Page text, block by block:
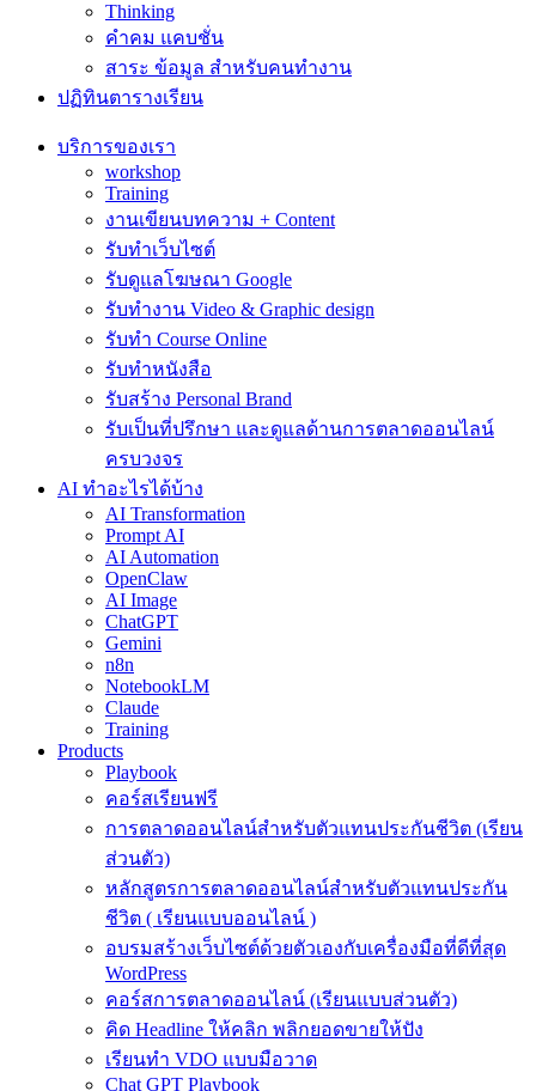
Thinking
คำคม แคบชั่น
สาระ ข้อมูล สำหรับคนทำงาน
ปฏิทินตารางเรียน
บริการของเรา
workshop
Training
งานเขียนบทความ + Content
รับทำเว็บไซต์
รับดูแลโฆษณา Google
รับทำงาน Video & Graphic design
รับทำ Course Online
รับทำหนังสือ
รับสร้าง Personal Brand
รับเป็นที่ปรึกษา และดูแลด้านการตลาดออนไลน์
ครบวงจร
AI ทำอะไรได้บ้าง
AI Transformation
Prompt AI
AI Automation
OpenClaw
AI Image
ChatGPT
Gemini
n8n
NotebookLM
Claude
Training
Products
Playbook
คอร์สเรียนฟรี
การตลาดออนไลน์สำหรับตัวแทนประกันชีวิต (เรียน
ส่วนตัว)
หลักสูตรการตลาดออนไลน์สำหรับตัวแทนประกัน
ชีวิต ( เรียนแบบออนไลน์ )
อบรมสร้างเว็บไซต์ด้วยตัวเองกับเครื่องมือที่ดีที่สุด
WordPress
คอร์สการตลาดออนไลน์ (เรียนแบบส่วนตัว)
คิด Headline ให้คลิก พลิกยอดขายให้ปัง
เรียนทำ VDO แบบมือวาด
Chat GPT Playbook